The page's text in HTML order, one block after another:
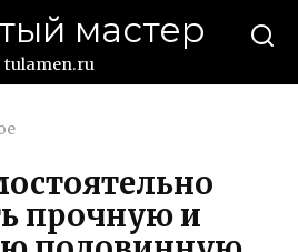
мастер
tulamen.ru
прочную и